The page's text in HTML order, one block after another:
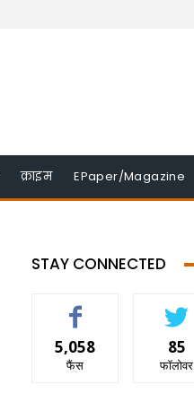
क्राइम EPaper/Magazine
STAY CONNECTED
5,058
फैंस
85
फॉलोवर